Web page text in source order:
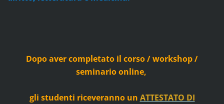
Dopo aver completato il corso / workshop /
seminario online,
gli studenti riceveranno un ATTESTATO DI